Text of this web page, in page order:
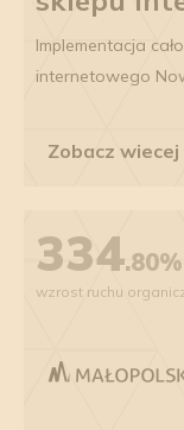
Implementacja
internetowego
Zobacz wiecej
334.80%
wzrost ruchu